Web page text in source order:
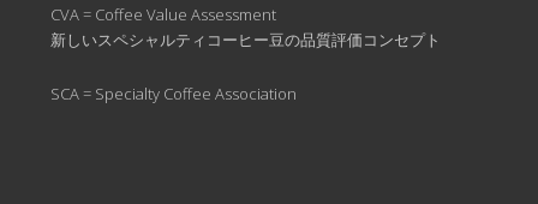
CVA = Coffee Value Assessment
新しいスペシャルティコーヒー豆の品質評価コンセプト
SCA = Specialty Coffee Association